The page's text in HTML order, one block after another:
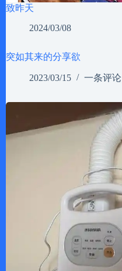
致昨天
2024/03/08
突如其来的分享欲
2023/03/15 一条评论